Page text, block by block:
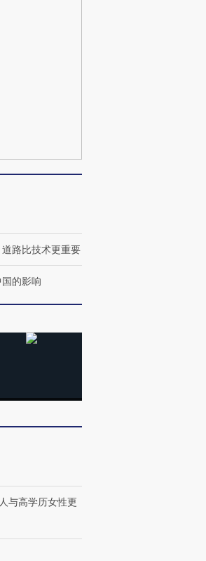
飞地休达
路比技术更重要
的影响
与高学历女性更